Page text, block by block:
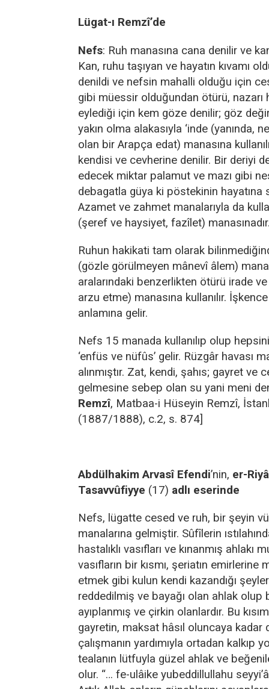
Lügat-ı Remzî’de
Nefs: Ruh manasına cana denilir ve
Kan, ruhu taşıyan ve hayatın kıvamı
denildi ve nefsin mahalli olduğu için
gibi müessir olduğundan ötürü, nazarı
eylediği için kem göze denilir; göz
yakın olma alakasıyla ‘inde (yanında,
olan bir Arapça edat) manasına
kendisi ve cevherine denilir. Bir deriyi
edecek miktar palamut ve mazı gibi
debagatla güya ki pöstekinin hayatına
Azamet ve zahmet manalarıyla da
(şeref ve haysiyet, fazîlet)
Ruhun hakikati tam olarak
(gözle görülmeyen mânevî âlem)
aralarındaki benzerlikten ötürü irade
arzu etme) manasına kullanılır.
anlamına gelir.
Nefs 15 manada kullanılıp olup
‘enfüs ve nüfûs’ gelir. Rüzgâr havası
alınmıştır. Zat, kendi, şahıs; gayret ve
gelmesine sebep olan su yani meni
Remzî, Matbaa-i Hüseyin Remzî,
(1887/1888), c.2, s. 874]
Abdülhakim Arvasî Efendi’nin, er-
Tasavvûfiyye (17) adlı eserinde
Nefs, lügatte cesed ve ruh, bir şeyin
manalarına gelmiştir. Sûfîlerin
hastalıklı vasıfları ve kınanmış ahlakı
vasıfların bir kısmı, şeriatın
etmek gibi kulun kendi kazandığı
reddedilmiş ve bayağı olan ahlak olup
ayıplanmış ve çirkin olanlardır. Bu
gayretin, maksat hâsıl oluncaya kadar
çalışmanın yardımıyla ortadan kalkıp
tealanın lütfuyla güzel ahlak ve
olur. “… fe-ulâike yubeddillullahu